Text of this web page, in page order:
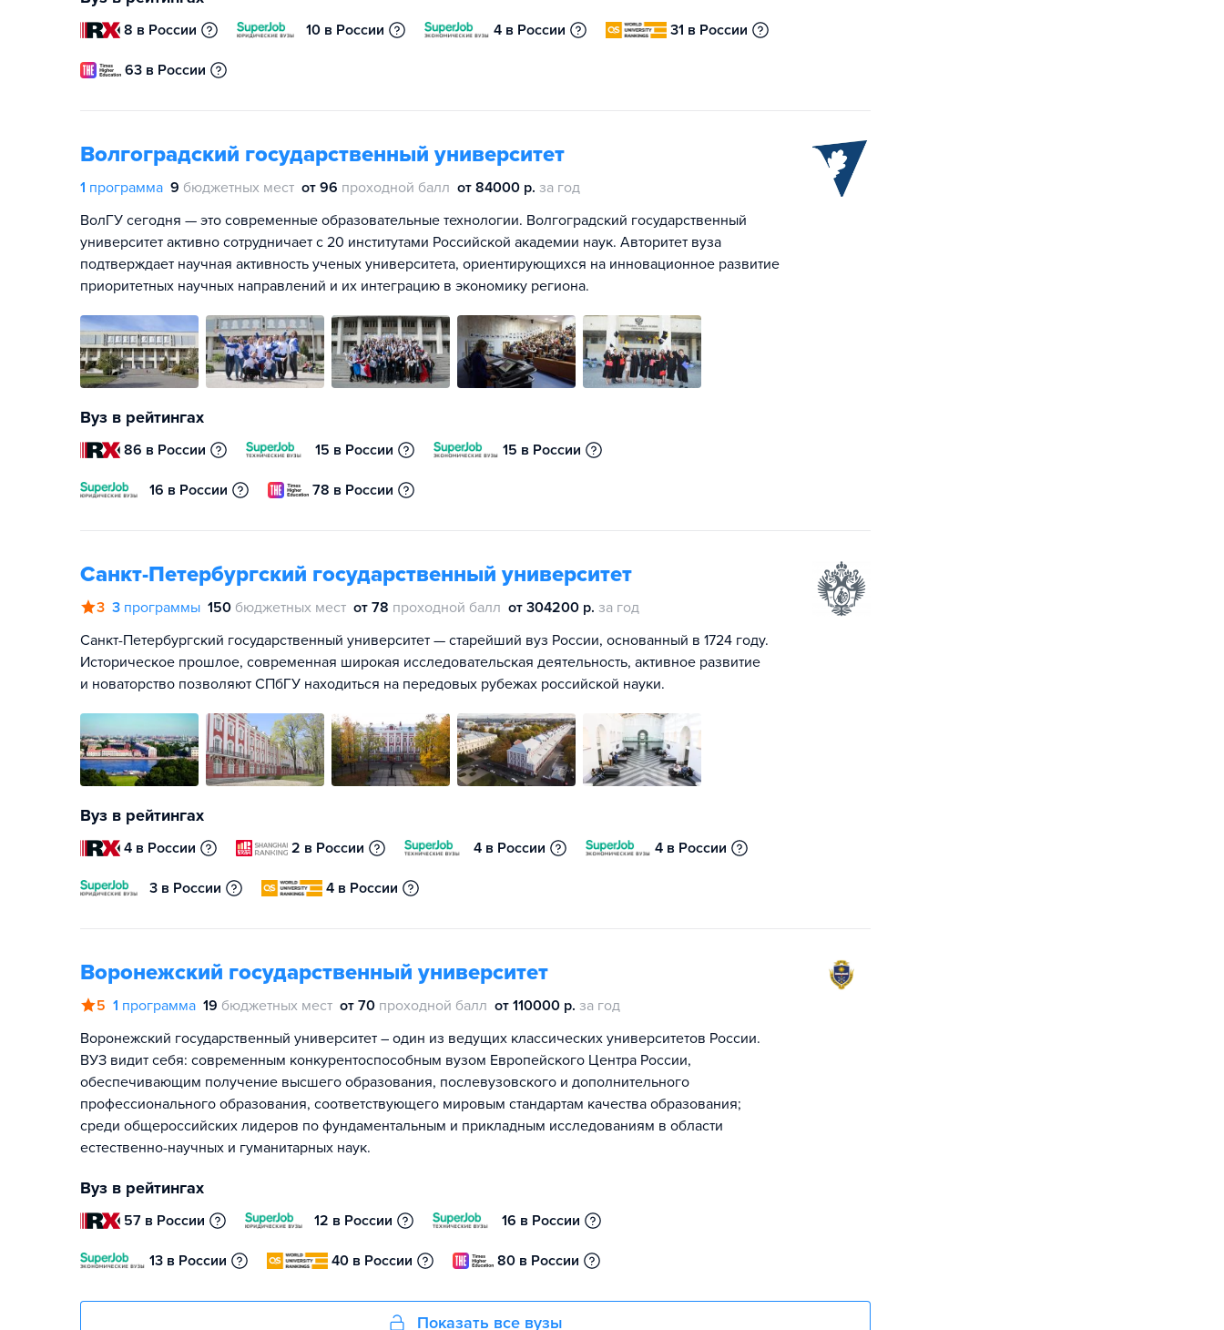
8 в России 10 в России 4 в России 31 в России
63 в России
Волгоградский государственный университет
1 программа 9 бюджетных мест от 96 проходной балл от 84000 р. за год
ВолГУ сегодня — это современные образовательные технологии. Волгоградский государственный
университет активно сотрудничает с 20 институтами Российской академии наук. Авторитет вуза
подтверждает научная активность ученых университета, ориентирующихся на инновационное развитие
приоритетных научных направлений и их интеграцию в экономику региона.
Вуз в рейтингах
86 в России 15 в России 15 в России
16 в России 78 в России
Санкт-Петербургский государственный университет
3 3 программы 150 бюджетных мест от 78 проходной балл от 304200 р. за год
Санкт-Петербургский государственный университет — старейший вуз России, основанный в 1724 году.
Историческое прошлое, современная широкая исследовательская деятельность, активное развитие
и новаторство позволяют СПбГУ находиться на передовых рубежах российской науки.
Вуз в рейтингах
4 в России 2 в России 4 в России 4 в России
3 в России 4 в России
Воронежский государственный университет
5 1 программа 19 бюджетных мест от 70 проходной балл от 110000 р. за год
Воронежский государственный университет – один из ведущих классических университетов России.
ВУЗ видит себя: современным конкурентоспособным вузом Европейского Центра России,
обеспечивающим получение высшего образования, послевузовского и дополнительного
профессионального образования, соответствующего мировым стандартам качества образования;
среди общероссийских лидеров по фундаментальным и прикладным исследованиям в области
естественно-научных и гуманитарных наук.
Вуз в рейтингах
57 в России 12 в России 16 в России
13 в России 40 в России 80 в России
Показать все вузы